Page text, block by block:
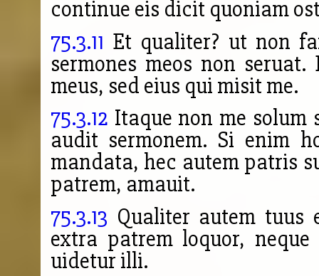
continue eis dicit quoniam
75.3.11 Et qualiter? ut non
sermones meos non
meus, sed eius qui misit me.
75.3.12 Itaque non me solum
audit sermonem. Si enim
mandata, hec autem patris
patrem, amauit.
75.3.13 Qualiter autem tuus
extra patrem loquor,
uidetur illi.